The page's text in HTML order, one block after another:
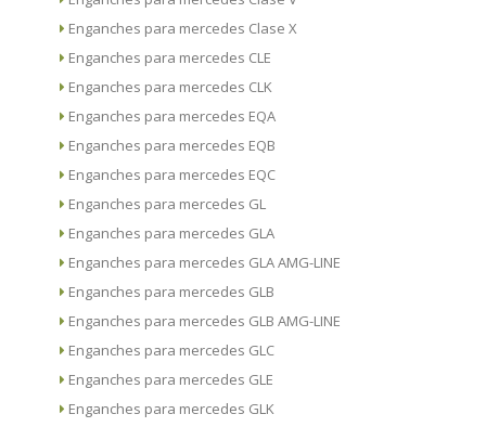
Enganches para mercedes Clase X
Enganches para mercedes CLE
Enganches para mercedes CLK
Enganches para mercedes EQA
Enganches para mercedes EQB
Enganches para mercedes EQC
Enganches para mercedes GL
Enganches para mercedes GLA
Enganches para mercedes GLA AMG-LINE
Enganches para mercedes GLB
Enganches para mercedes GLB AMG-LINE
Enganches para mercedes GLC
Enganches para mercedes GLE
Enganches para mercedes GLK